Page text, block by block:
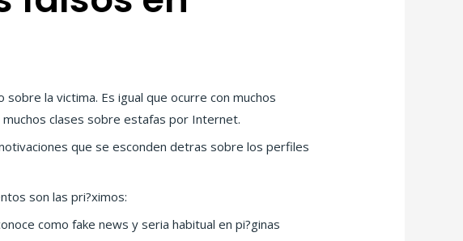
la victima. Es igual que ocurre con muchos
clases sobre estafas por Internet.
que se esconden detras sobre los perfiles
son las pri?ximos:
como fake news y seri­a habitual en pi?ginas